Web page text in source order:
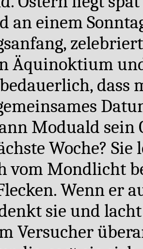
an einem
Äquinoktium
Moduald
Woche?
vom Mondlicht
Wenn er
sie und
Versucher